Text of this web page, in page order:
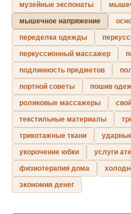
музейные экспонаты
мышечное напряжение
переделка одежды
перкуссионный массажер
подлинность предметов
портной советы
пошив
роликовые массажеры
текстильные материалы
трикотажные ткани
укорочение юбки
услуги
физиотерапия дома
экономия денег